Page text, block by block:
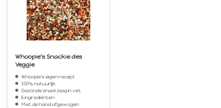
Whoopie's Snackie des
Veggie
Whoopie's eigen recept
100% natuurlijk
Gezonde snack laag in vet
6 ingrediënten
Met de hand afgewogen